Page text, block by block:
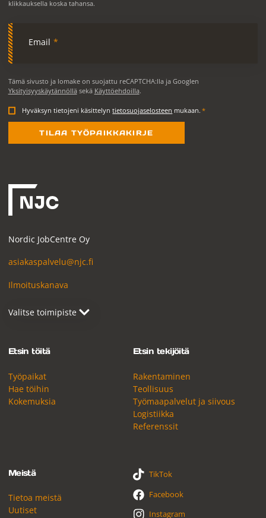
klikkauksella koska tahansa.
Email *
Tämä sivusto ja lomake on suojattu reCAPTCHA:lla ja Googlen
Yksityisyyskäytännölläsekä Käyttöehdoilla.
Hyväksyn tietojeni käsittelyntietosuojaselosteen mukaan. *
Nordic JobCentre Oy
asiakaspalvelu@njc.fi
Ilmoituskanava
Etsin töitä
Työpaikat
Hae töihin
Kokemuksia
Etsin tekijöitä
Rakentaminen
Teollisuus
Työmaapalvelut ja siivous
Logistiikka
Referenssit
Meistä
Tietoa meistä
Uutiset
TikTok
Facebook
Instagram